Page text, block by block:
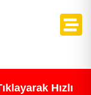
Hızlı